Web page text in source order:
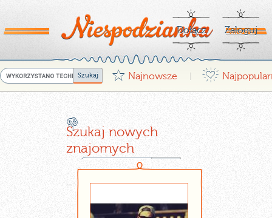
Dołącz Zaloguj
G Najnowsze ¤
X
Szukaj nowych
znajomych